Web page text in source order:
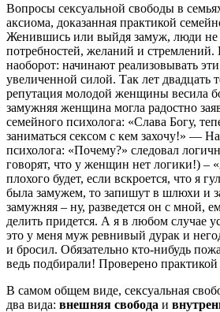
Вопросы сексуальной свободы в
аксиома, доказанная практикой
Женившись или выйдя замуж, люди не
потребностей, желаний и стремлений.
наоборот: начинают реализовывать
увеличенной силой. Так лет двадцать
репутация молодой женщины весила
замужняя женщина могла радостно
семейного психолога: «Слава Богу,
заниматься сексом с кем захочу!» —
психолога: «Почему?» следовал
говорят, что у женщин нет логики!) –
плохого будет, если вскроется, что я
была замужем, то запишут в шлюхи и
замужняя – ну, разведется он с мной,
делить придется. А я в любом случае
это у меня муж ревнивый дурак и
и бросил. Обязательно кто-нибудь
ведь подбирали! Проверено
В самом общем виде, сексуальная
два вида: внешняя свобода и